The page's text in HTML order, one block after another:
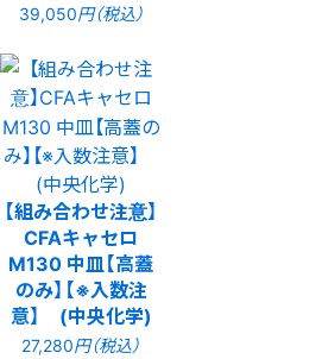
39,050円（税込）
【組み合わせ注意】
CFAキャセロ
M130 中皿【高蓋
のみ】【※入数注
意】 (中央化学)
27,280円（税込）